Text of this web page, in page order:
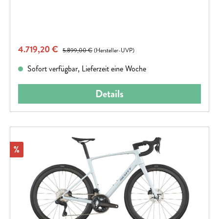
Verkaufspreis:
4.719,20 € Regulärer Preis:
5.899,00 €(Hersteller-UVP)
Sofort verfügbar, Lieferzeit eine Woche
Details
Rabatt
%